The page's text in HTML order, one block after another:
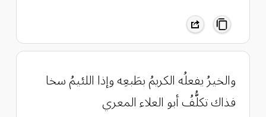
والخيرُ يفعلُه الكريمُ بطَبعِه وإذا اللئيمُ سخا
فذاك تكلُّفُ أبو العلاء المعري